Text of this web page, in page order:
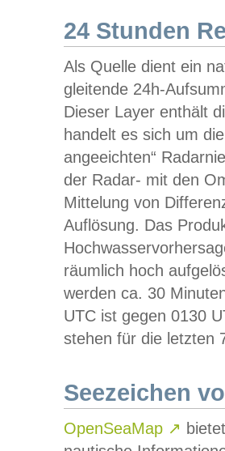
24 Stunden
Als Quelle dient ein
gleitende 24h-
Dieser Layer enthält
handelt es sich um
angeeichten“
der Radar- mit den
Mittelung von
Auflösung. Das
räumlich hoch
werden ca. 30
UTC ist gegen 0130
stehen für die letzten
Seezeichen
OpenSeaMap ↗